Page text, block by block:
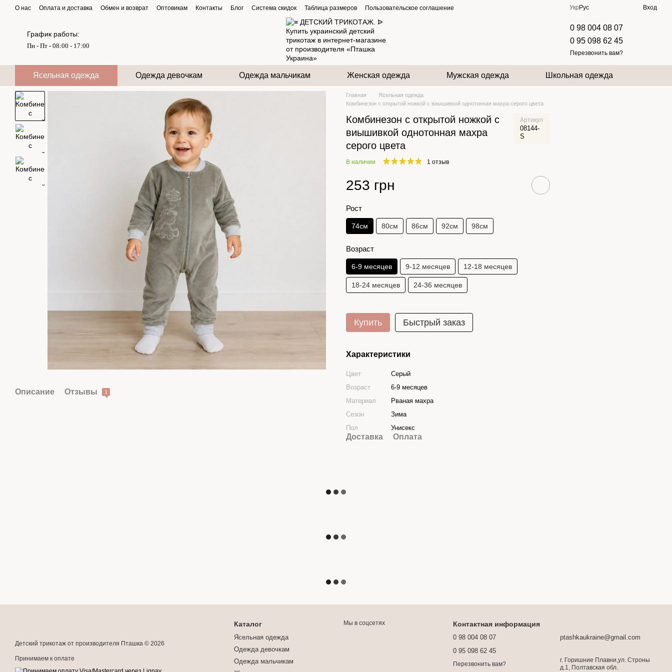
Перейти к основному контенту
О нас Оплата и доставка Обмен и возврат Оптовикам Контакты Блог Система скидок Таблица размеров Пользовательское соглашение Укр Рус Вход
График работы:
Пн - Пт - 08:00 - 17:00
0 98 004 08 07
0 95 098 62 45
Перезвонить вам?
Ясельная одежда Одежда девочкам Одежда мальчикам Женская одежда Мужская одежда Школьная одежда
Описание Отзывы 1
Главная
Ясельная одежда
Комбинезон с открытой ножкой с виышивкой однотонная махра серого цвета
Комбинезон с открытой ножкой с
виышивкой однотонная махра
серого цвета
Артикул
08144-
S
В наличии 1 отзыв
253 грн
Рост
74см 80см 86см 92см 98см
Возраст
6-9 месяцев 9-12 месяцев 12-18 месяцев
18-24 месяцев 24-36 месяцев
Купить Быстрый заказ
Характеристики
Цвет
Серый
Возраст
6-9 месяцев
Материал
Рваная махра
Сезон
Зима
Пол
Унисекс
Доставка Оплата
Детский трикотаж от производителя Пташка © 2026
Принимаем к оплате
Каталог
Ясельная одежда
Одежда девочкам
Одежда мальчикам
Мы в соцсетях Контактная информация
0 98 004 08 07
0 95 098 62 45
Перезвонить вам?
ptashkaukraine@gmail.com
г. Горишние Плавни,ул. Строны
д.1, Полтавская обл.